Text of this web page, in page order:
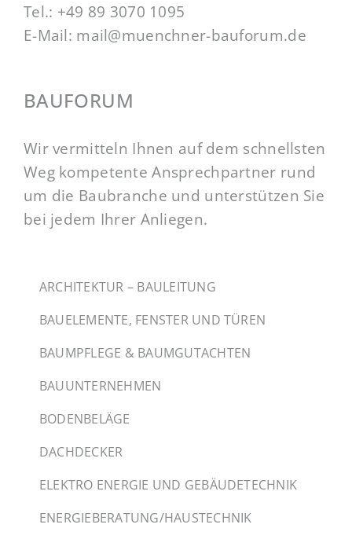
Tel.: +49 89 3070 1095
E-Mail: mail@muenchner-bauforum.de
BAUFORUM
Wir vermitteln Ihnen auf dem schnellsten
Weg kompetente Ansprechpartner rund
um die Baubranche und unterstützen Sie
bei jedem Ihrer Anliegen.
ARCHITEKTUR – BAULEITUNG
BAUELEMENTE, FENSTER UND TÜREN
BAUMPFLEGE & BAUMGUTACHTEN
BAUUNTERNEHMEN
BODENBELÄGE
DACHDECKER
ELEKTRO ENERGIE UND GEBÄUDETECHNIK
ENERGIEBERATUNG/HAUSTECHNIK